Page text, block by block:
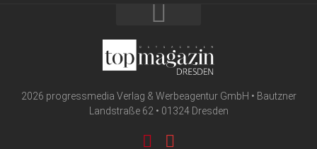
2026 progressmedia Verlag & Werbeagentur GmbH • Bautzner
Landstraße 62 • 01324 Dresden